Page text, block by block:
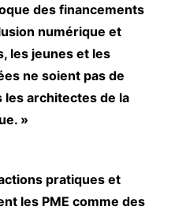
des financements
numérique et
les jeunes et les
ne soient pas de
les architectes de la
»
pratiques et
les PME comme des